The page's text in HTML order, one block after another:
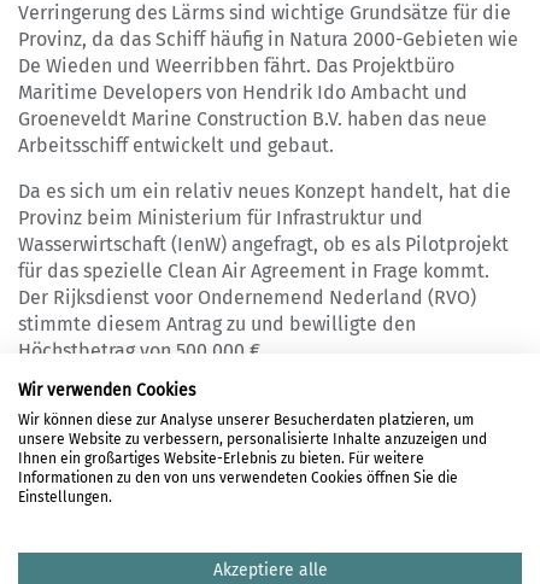
Verringerung des Lärms sind wichtige Grundsätze für die
Provinz, da das Schiff häufig in Natura 2000-Gebieten wie
De Wieden und Weerribben fährt. Das Projektbüro
Maritime Developers von Hendrik Ido Ambacht und
Groeneveldt Marine Construction B.V. haben das neue
Arbeitsschiff entwickelt und gebaut.
Da es sich um ein relativ neues Konzept handelt, hat die
Provinz beim Ministerium für Infrastruktur und
Wasserwirtschaft (IenW) angefragt, ob es als Pilotprojekt
für das spezielle Clean Air Agreement in Frage kommt.
Der Rijksdienst voor Ondernemend Nederland (RVO)
stimmte diesem Antrag zu und bewilligte den
Höchstbetrag von 500.000 €.
LOGIN
HAFTUNGSAUSSCHLUSS
Wir verwenden Cookies
Wir können diese zur Analyse unserer Besucherdaten platzieren, um
unsere Website zu verbessern, personalisierte Inhalte anzuzeigen und
Ihnen ein großartiges Website-Erlebnis zu bieten. Für weitere
Informationen zu den von uns verwendeten Cookies öffnen Sie die
Einstellungen.
Akzeptiere alle